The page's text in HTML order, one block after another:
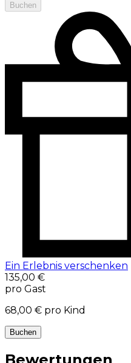
Buchen
Ein Erlebnis verschenken
135,00 €
pro Gast
68,00 € pro Kind
Buchen